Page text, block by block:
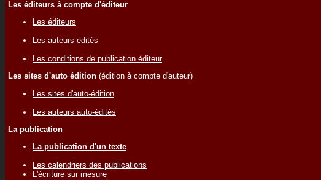
Les éditeurs à compte d'éditeur
Les éditeurs
Les auteurs édités
Les conditions de publication éditeur
Les sites d'auto édition (édition à compte d'auteur)
Les sites d'auto-édition
Les auteurs auto-édités
La publication
La publication d'un texte
Les calendriers des publications
L'écriture sur mesure